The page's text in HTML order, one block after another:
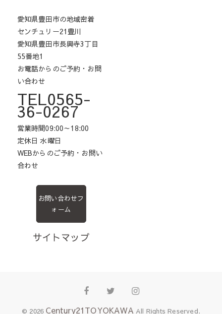
愛知県豊田市の地域密着
センチュリー21豊川
愛知県豊田市長興寺3丁目
55番地1
お電話からのご予約・お問
い合わせ
TEL0565-
36-0267
営業時間09:00～18:00
定休日 水曜日
WEBからのご予約・お問い
合わせ
お問い合わせフ
ォーム
サイトマップ
FacebookTwitterInstagram
© 2026 Century21TOYOKAWA All Rights Reserved.